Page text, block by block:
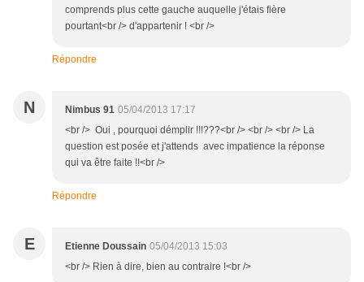
comprends plus cette gauche auquelle j'étais fière
pourtant<br /> d'appartenir ! <br />
Répondre
N Nimbus 91 05/04/2013 17:17
<br /> Oui , pourquoi démplir !!!???<br /> <br /> <br /> La
question est posée et j'attends avec impatience la réponse
qui va être faite !!<br />
Répondre
E Etienne Doussain 05/04/2013 15:03
<br /> Rien à dire, bien au contraire !<br />